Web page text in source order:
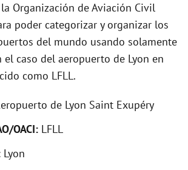
o
Organización de Aviación Civil
poder categorizar y organizar los
del mundo usando solamente
el caso del aeropuerto de Lyon en
como LFLL.
de Lyon Saint Exupéry
OACI: LFLL
Lyon